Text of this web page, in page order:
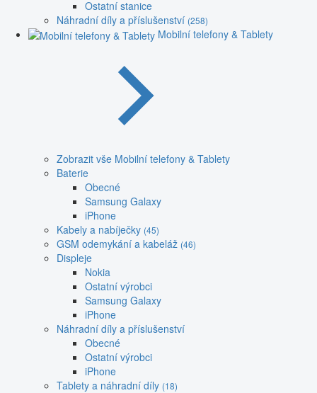
Ostatní stanice
Náhradní díly a příslušenství (258)
Mobilní telefony & Tablety
Zobrazit vše Mobilní telefony & Tablety
Baterie
Obecné
Samsung Galaxy
iPhone
Kabely a nabíječky (45)
GSM odemykání a kabeláž (46)
Displeje
Nokia
Ostatní výrobci
Samsung Galaxy
iPhone
Náhradní díly a příslušenství
Obecné
Ostatní výrobci
iPhone
Tablety a náhradní díly (18)